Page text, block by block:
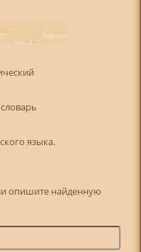
языка.
опишите найденную